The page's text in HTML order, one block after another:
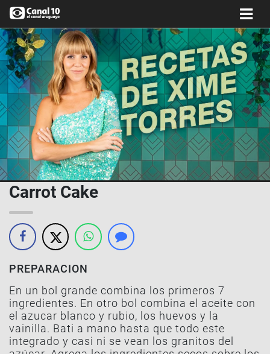
Carrot Cake
PREPARACION
En un bol grande combina los primeros 7
ingredientes. En otro bol combina el aceite con
el azucar blanco y rubio, los huevos y la
vainilla. Bati a mano hasta que todo este
integrado y casi ni se vean los granitos del